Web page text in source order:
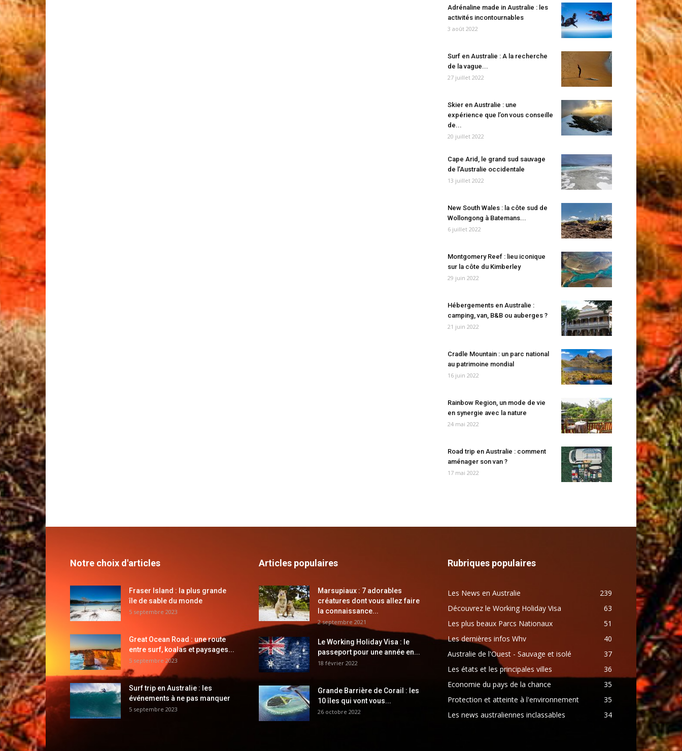
Adrénaline made in Australie : les
activités incontournables
3 août 2022
Surf en Australie : A la recherche
de la vague...
27 juillet 2022
Skier en Australie : une
expérience que l’on vous conseille
de...
20 juillet 2022
Cape Arid, le grand sud sauvage
de l’Australie occidentale
13 juillet 2022
New South Wales : la côte sud de
Wollongong à Batemans...
6 juillet 2022
Montgomery Reef : lieu iconique
sur la côte du Kimberley
29 juin 2022
Hébergements en Australie :
camping, van, B&B ou auberges ?
21 juin 2022
Cradle Mountain : un parc national
au patrimoine mondial
16 juin 2022
Rainbow Region, un mode de vie
en synergie avec la nature
24 mai 2022
Road trip en Australie : comment
aménager son van ?
17 mai 2022
Notre choix d'articles
Fraser Island : la plus grande
île de sable du monde
5 septembre 2023
Great Ocean Road : une route
entre surf, koalas et paysages...
5 septembre 2023
Surf trip en Australie : les
événements à ne pas manquer
5 septembre 2023
Articles populaires
Marsupiaux : 7 adorables
créatures dont vous allez faire
la connaissance...
2 septembre 2021
Le Working Holiday Visa : le
passeport pour une année en...
18 février 2022
Grande Barrière de Corail : les
10 îles qui vont vous...
26 octobre 2022
Rubriques populaires
Les News en Australie
239
Découvrez le Working Holiday Visa
63
Les plus beaux Parcs Nationaux
51
Les dernières infos Whv
40
Australie de l'Ouest - Sauvage et isolé
37
Les états et les principales villes
36
Economie du pays de la chance
35
Protection et atteinte à l'environnement
35
Les news australiennes inclassables
34